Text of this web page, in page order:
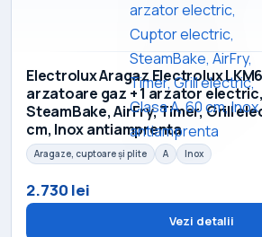
Electrolux Aragaz Electrolux
arzatoare gaz + 1 arzator
SteamBake, AirFry, Timer, Grill
cm, Inox antiamprenta
Aragaze, cuptoare și plite A Inox
2.730 lei
Vezi detalii